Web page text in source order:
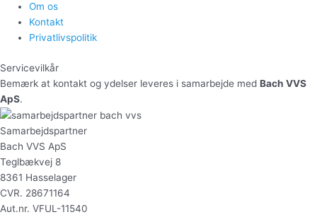
Om os
Kontakt
Privatlivspolitik
Servicevilkår
Bemærk at kontakt og ydelser leveres i samarbejde med Bach VVS
ApS.
Samarbejdspartner
Bach VVS ApS
Teglbækvej 8
8361 Hasselager
CVR. 28671164
Aut.nr. VFUL-11540